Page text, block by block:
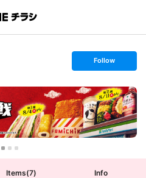
s
t
o
l
l
o
w
Follow
Items(7) Info